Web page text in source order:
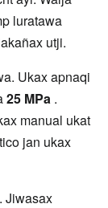
utji.
25 MPa .
manual ukat
jan ukax
. Jiwasax